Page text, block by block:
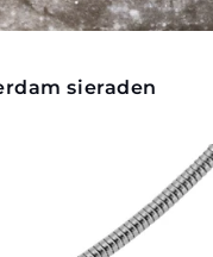
sieraden